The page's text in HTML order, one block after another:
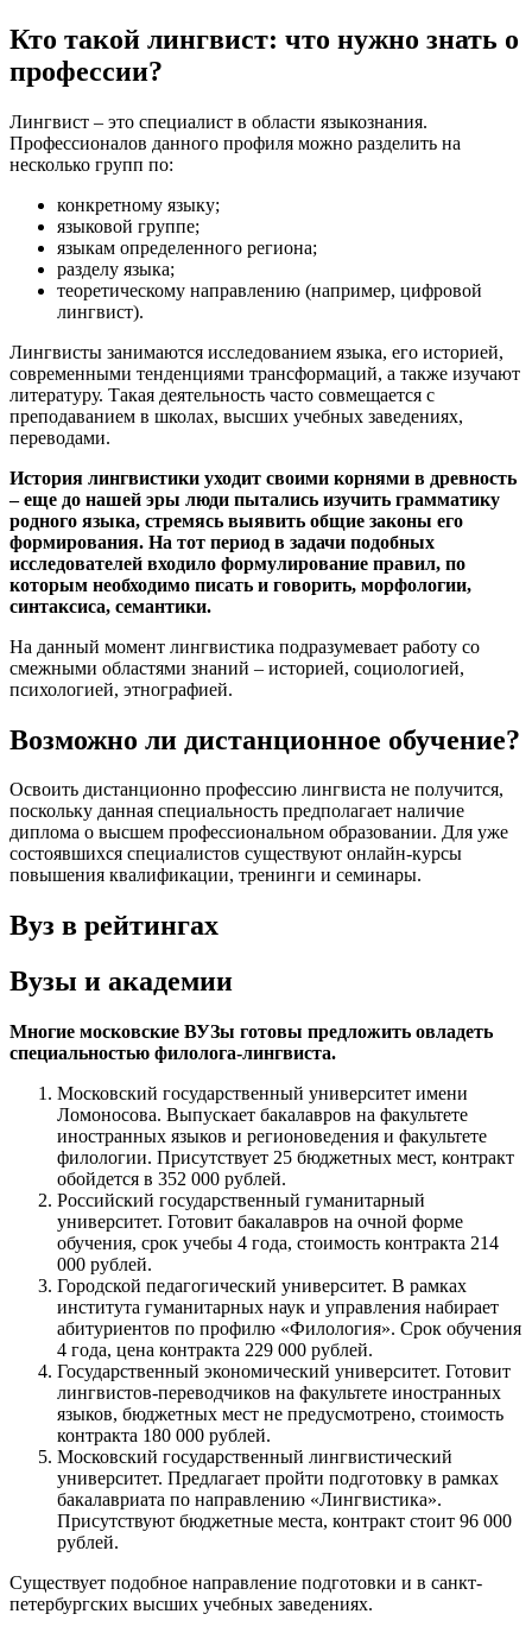
Кто такой лингвист: что нужно знать о
профессии?
Лингвист – это специалист в области языкознания.
Профессионалов данного профиля можно разделить на
несколько групп по:
конкретному языку;
языковой группе;
языкам определенного региона;
разделу языка;
теоретическому направлению (например, цифровой
лингвист).
Лингвисты занимаются исследованием языка, его историей,
современными тенденциями трансформаций, а также изучают
литературу. Такая деятельность часто совмещается с
преподаванием в школах, высших учебных заведениях,
переводами.
История лингвистики уходит своими корнями в древность
– еще до нашей эры люди пытались изучить грамматику
родного языка, стремясь выявить общие законы его
формирования. На тот период в задачи подобных
исследователей входило формулирование правил, по
которым необходимо писать и говорить, морфологии,
синтаксиса, семантики.
На данный момент лингвистика подразумевает работу со
смежными областями знаний – историей, социологией,
психологией, этнографией.
Возможно ли дистанционное обучение?
Освоить дистанционно профессию лингвиста не получится,
поскольку данная специальность предполагает наличие
диплома о высшем профессиональном образовании. Для уже
состоявшихся специалистов существуют онлайн-курсы
повышения квалификации, тренинги и семинары.
Вуз в рейтингах
Вузы и академии
Многие московские ВУЗы готовы предложить овладеть
специальностью филолога-лингвиста.
Московский государственный университет имени
Ломоносова. Выпускает бакалавров на факультете
иностранных языков и регионоведения и факультете
филологии. Присутствует 25 бюджетных мест, контракт
обойдется в 352 000 рублей.
Российский государственный гуманитарный
университет. Готовит бакалавров на очной форме
обучения, срок учебы 4 года, стоимость контракта 214
000 рублей.
Городской педагогический университет. В рамках
института гуманитарных наук и управления набирает
абитуриентов по профилю «Филология». Срок обучения
4 года, цена контракта 229 000 рублей.
Государственный экономический университет. Готовит
лингвистов-переводчиков на факультете иностранных
языков, бюджетных мест не предусмотрено, стоимость
контракта 180 000 рублей.
Московский государственный лингвистический
университет. Предлагает пройти подготовку в рамках
бакалавриата по направлению «Лингвистика».
Присутствуют бюджетные места, контракт стоит 96 000
рублей.
Существует подобное направление подготовки и в санкт-
петербургских высших учебных заведениях.